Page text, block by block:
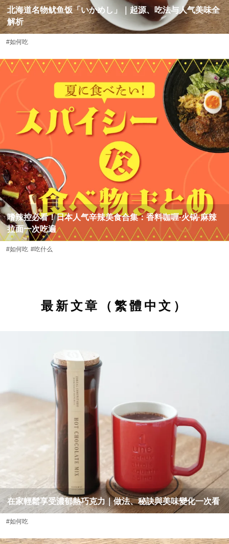
北海道名物鱿鱼饭「いかめし」｜起源、吃法与人气美味全
解析
#如何吃
嗜辣控必看！日本人气辛辣美食合集：香料咖喱·火锅·麻辣
拉面一次吃遍
#如何吃 #吃什么
最新文章（繁體中文）
在家輕鬆享受濃郁熱巧克力｜做法、秘訣與美味變化一次看
#如何吃